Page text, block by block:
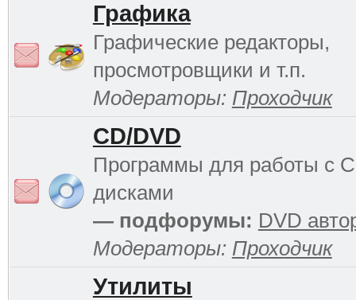
Графика
Графические редакторы,
просмотровщики и т.п.
Модераторы: Проходчик
CD/DVD
Программы для работы с
дисками
— подфорумы: DVD
Модераторы: Проходчик
Утилиты